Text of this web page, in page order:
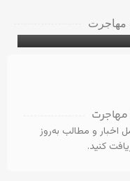
مهاجرت
مهاجرت
اخبار و مطالب به‌روز
کنید.